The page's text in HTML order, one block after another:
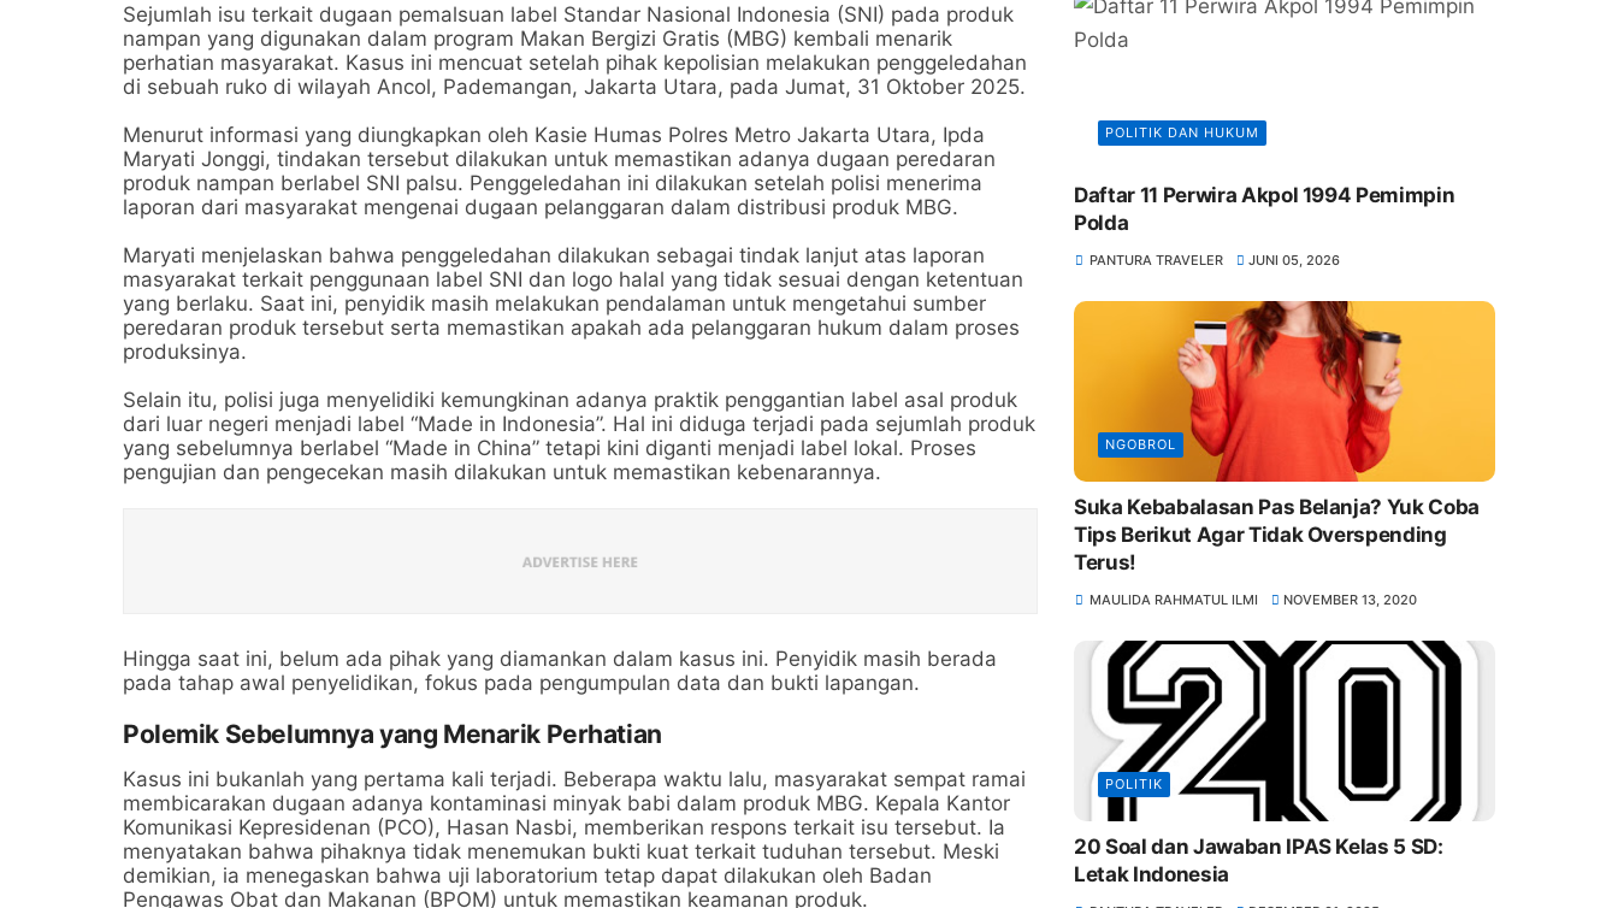
Sejumlah isu terkait dugaan pemalsuan label Standar Nasional Indonesia (SNI) pada produk
nampan yang digunakan dalam program Makan Bergizi Gratis (MBG) kembali menarik
perhatian masyarakat. Kasus ini mencuat setelah pihak kepolisian melakukan penggeledahan
di sebuah ruko di wilayah Ancol, Pademangan, Jakarta Utara, pada Jumat, 31 Oktober 2025.
Menurut informasi yang diungkapkan oleh Kasie Humas Polres Metro Jakarta Utara, Ipda
Maryati Jonggi, tindakan tersebut dilakukan untuk memastikan adanya dugaan peredaran
produk nampan berlabel SNI palsu. Penggeledahan ini dilakukan setelah polisi menerima
laporan dari masyarakat mengenai dugaan pelanggaran dalam distribusi produk MBG.
Maryati menjelaskan bahwa penggeledahan dilakukan sebagai tindak lanjut atas laporan
masyarakat terkait penggunaan label SNI dan logo halal yang tidak sesuai dengan ketentuan
yang berlaku. Saat ini, penyidik masih melakukan pendalaman untuk mengetahui sumber
peredaran produk tersebut serta memastikan apakah ada pelanggaran hukum dalam proses
produksinya.
Selain itu, polisi juga menyelidiki kemungkinan adanya praktik penggantian label asal produk
dari luar negeri menjadi label “Made in Indonesia”. Hal ini diduga terjadi pada sejumlah produk
yang sebelumnya berlabel “Made in China” tetapi kini diganti menjadi label lokal. Proses
pengujian dan pengecekan masih dilakukan untuk memastikan kebenarannya.
Hingga saat ini, belum ada pihak yang diamankan dalam kasus ini. Penyidik masih berada
pada tahap awal penyelidikan, fokus pada pengumpulan data dan bukti lapangan.
Polemik Sebelumnya yang Menarik Perhatian
Kasus ini bukanlah yang pertama kali terjadi. Beberapa waktu lalu, masyarakat sempat ramai
membicarakan dugaan adanya kontaminasi minyak babi dalam produk MBG. Kepala Kantor
Komunikasi Kepresidenan (PCO), Hasan Nasbi, memberikan respons terkait isu tersebut. Ia
menyatakan bahwa pihaknya tidak menemukan bukti kuat terkait tuduhan tersebut. Meski
demikian, ia menegaskan bahwa uji laboratorium tetap dapat dilakukan oleh Badan
Pengawas Obat dan Makanan (BPOM) untuk memastikan keamanan produk.
POLITIK DAN HUKUM
Daftar 11 Perwira Akpol 1994 Pemimpin
Polda
PANTURA TRAVELER JUNI 05, 2026
NGOBROL
Suka Kebabalasan Pas Belanja? Yuk Coba
Tips Berikut Agar Tidak Overspending
Terus!
MAULIDA RAHMATUL ILMI NOVEMBER 13, 2020
POLITIK
20 Soal dan Jawaban IPAS Kelas 5 SD:
Letak Indonesia